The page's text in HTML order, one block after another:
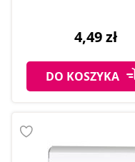
4,49 zł
DO KOSZYKA